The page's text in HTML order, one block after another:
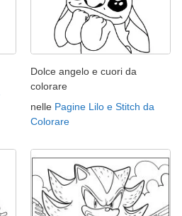
Dolce angelo e cuori da
colorare
nelle Pagine Lilo e Stitch da
Colorare